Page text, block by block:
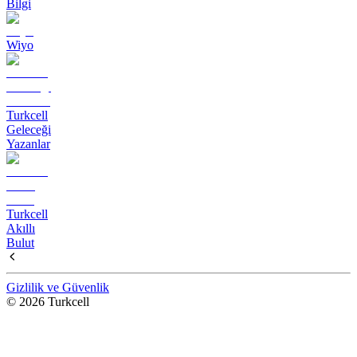
Bilgi
Wiyo
Turkcell
Geleceği
Yazanlar
Turkcell
Akıllı
Bulut
Gizlilik ve Güvenlik
© 2026 Turkcell